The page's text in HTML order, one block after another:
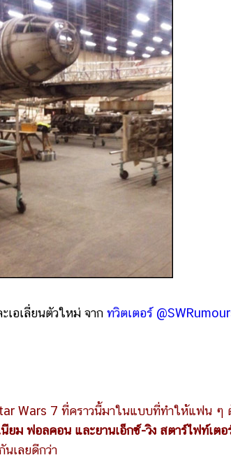
เอเลี่ยนตัวใหม่ จาก ทวิตเตอร์
Wars 7 ที่คราวนี้มาในแบบที่ทำให้แฟน ๆ
ยม ฟอลคอน และยานเอ็กซ์-วิง สตาร์ไฟท์เตอ
นเลยดีกว่า